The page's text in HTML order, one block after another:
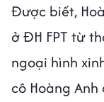
Được biết,
ở ĐH FPT từ
ngoại hình
cô Hoàng